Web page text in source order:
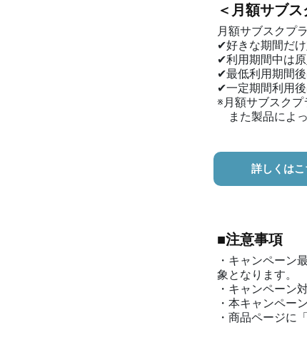
＜月額サブ
月額サブスクプ
✔好きな期間だ
✔利用期間中は
✔最低利用期間
✔一定期間利用
※月額サブスクプ
また製品によ
詳しくはこ
■注意事項
・キャンペーン
象となります。
・キャンペーン
・本キャンペー
・商品ページに